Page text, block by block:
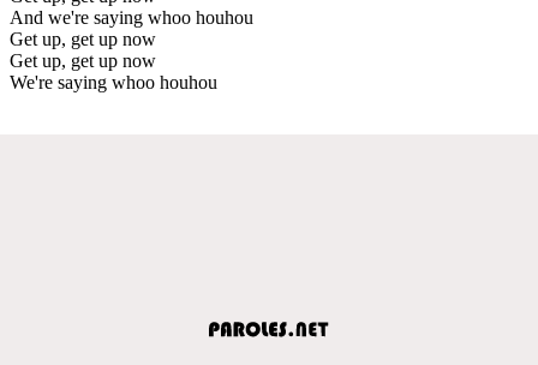
And we're saying whoo houhou
Get up, get up now
Get up, get up now
We're saying whoo houhou